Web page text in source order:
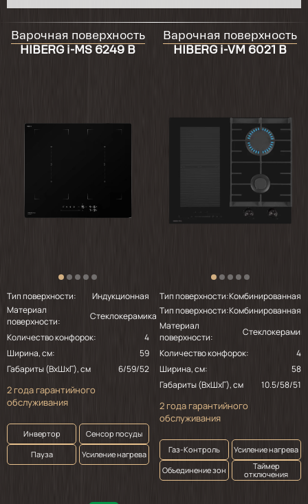
Варочная поверхность
HIBERG i-MS 6249 B
Тип поверхности:
Индукционная
Материал
поверхности:
Стеклокерамика
Количество конфорок:
4
Ширина, см:
59
Габариты (ВхШхГ), см
6/59/52
2 года гарантийного
обслуживания
Инвертор
Сенсор посуды
Пауза
Усиление нагрева
Варочная поверхность
HIBERG i-VM 6021 B
Тип поверхности:Комбинированная
Тип поверхности:Комбинированная
Материал
поверхности:
Количество конфорок:
4
Ширина, см:
58
Габариты (ВхШхГ), см
10.5/58/51
2 года гарантийного
обслуживания
Газ-Контроль
Усиление нагрева
Объединение зон
Таймер
отключения